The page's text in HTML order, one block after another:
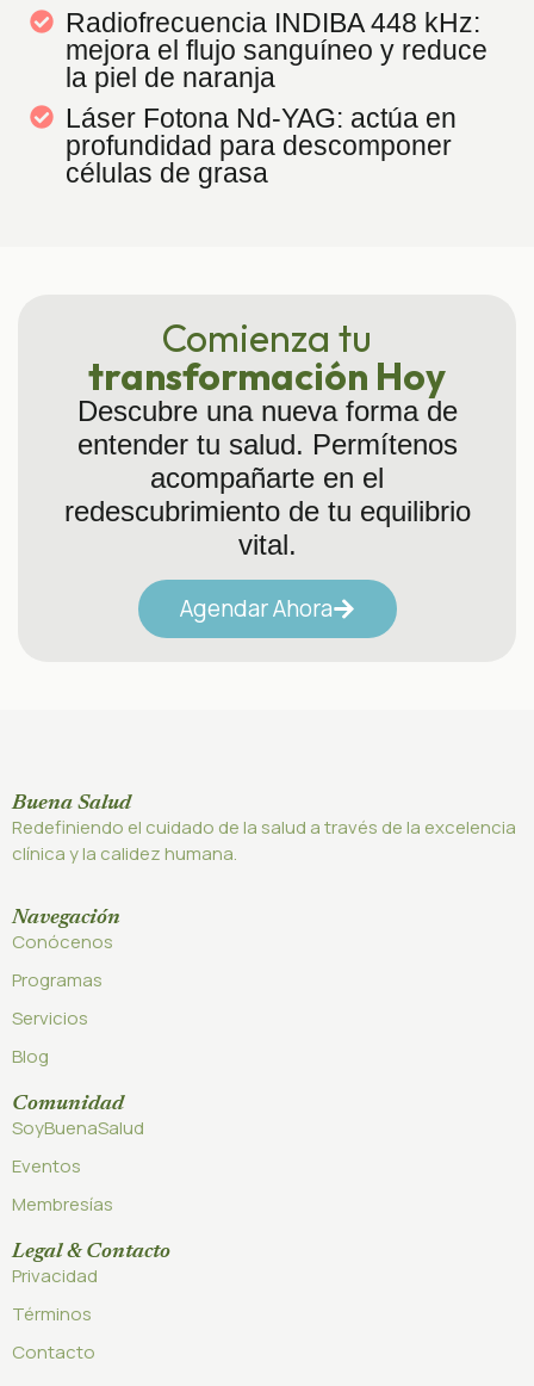
Radiofrecuencia INDIBA 448 kHz:
mejora el flujo sanguíneo y reduce
la piel de naranja
Láser Fotona Nd-YAG: actúa en
profundidad para descomponer
células de grasa
Comienza tu
transformación Hoy
Descubre una nueva forma de
entender tu salud. Permítenos
acompañarte en el
redescubrimiento de tu equilibrio
vital.
Agendar Ahora
Buena Salud
Redefiniendo el cuidado de la salud a través de la excelencia
clínica y la calidez humana.
Navegación
Conócenos
Programas
Servicios
Blog
Comunidad
SoyBuenaSalud
Eventos
Membresías
Legal & Contacto
Privacidad
Términos
Contacto